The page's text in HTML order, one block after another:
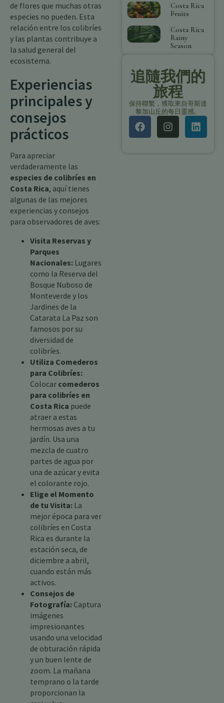
de flores que muchas otras
especies no pueden. Esta
relación entre los colibríes
y las plantas contribuye a
la salud general del
ecosistema.
Experiencias
principales y
consejos
prácticos
Para apreciar
verdaderamente las
especies de colibríes en
Costa Rica, aquí tienes
algunas de las mejores
experiencias y consejos
para observadores de aves:
Visita Reservas y
Parques
Nacionales: Lugares
como la Reserva del
Bosque Nuboso de
Monteverde y los
Jardines de la
Catarata La Paz son
famosos por su
diversidad de
colibríes.
Utiliza Comederos
para Colibríes:
Colocar comederos
para colibríes en
Costa Rica puede
atraer a estas
hermosas aves a tu
jardín. Usa una
mezcla de cuatro
partes de agua por
una de azúcar y evita
el colorante rojo.
Elige el Momento
de tu Visita: La
mejor época para ver
colibríes en Costa
Rica es durante la
estación seca, de
diciembre a abril,
cuando están más
activos.
Consejos de
Fotografía: Captura
imágenes
impresionantes
usando una velocidad
de obturación rápida
y un buen lente de
zoom. La mañana
temprano o la tarde
proporcionan la
Costa Rica
Fruits
Costa Rica
Rainy
Season
追隨我們的
旅程
保持聯繫，獲取來自哥斯達
黎加山丘的每日靈感。